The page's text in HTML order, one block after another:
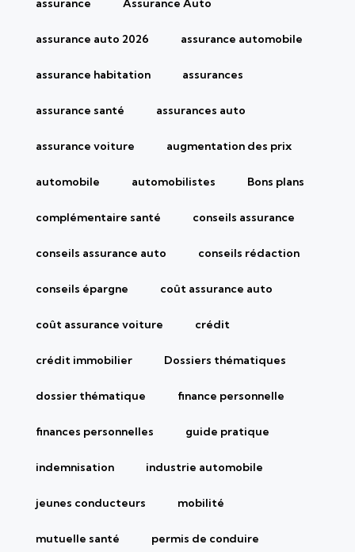
assurance Assurance Auto
assurance auto 2026 assurance automobile
assurance habitation assurances
assurance santé assurances auto
assurance voiture augmentation des prix
automobile automobilistes Bons plans
complémentaire santé conseils assurance
conseils assurance auto conseils rédaction
conseils épargne coût assurance auto
coût assurance voiture crédit
crédit immobilier Dossiers thématiques
dossier thématique finance personnelle
finances personnelles guide pratique
indemnisation industrie automobile
jeunes conducteurs mobilité
mutuelle santé permis de conduire